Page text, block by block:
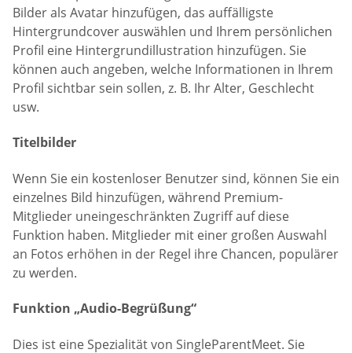
Bilder als Avatar hinzufügen, das auffälligste
Hintergrundcover auswählen und Ihrem persönlichen
Profil eine Hintergrundillustration hinzufügen. Sie
können auch angeben, welche Informationen in Ihrem
Profil sichtbar sein sollen, z. B. Ihr Alter, Geschlecht
usw.
Titelbilder
Wenn Sie ein kostenloser Benutzer sind, können Sie ein
einzelnes Bild hinzufügen, während Premium-
Mitglieder uneingeschränkten Zugriff auf diese
Funktion haben. Mitglieder mit einer großen Auswahl
an Fotos erhöhen in der Regel ihre Chancen, populärer
zu werden.
Funktion „Audio-Begrüßung“
Dies ist eine Spezialität von SingleParentMeet. Sie